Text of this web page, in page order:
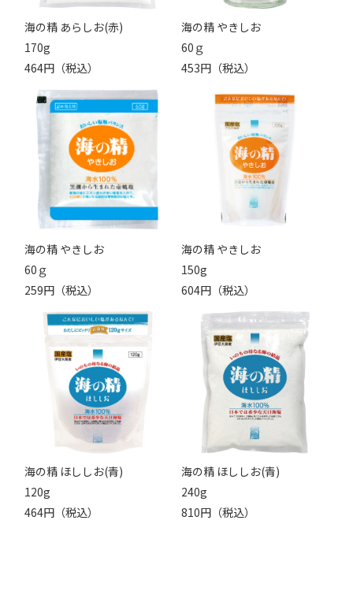
海の精 あらしお(赤)
170g
464円（税込）
海の精 やきしお
60ｇ
453円（税込）
海の精 やきしお
60ｇ
259円（税込）
海の精 やきしお
150g
604円（税込）
海の精 ほししお(青)
120g
464円（税込）
海の精 ほししお(青)
240g
810円（税込）